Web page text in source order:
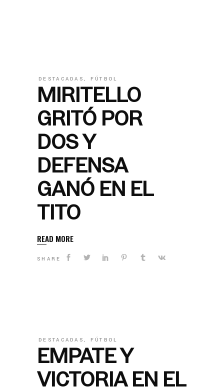
DESTACADAS , FÚTBOL
MIRITELLO
GRITÓ POR
DOS Y
DEFENSA
GANÓ EN EL
TITO
READ MORE
SHARE
DESTACADAS, FÚTBOL
EMPATE Y
VICTORIA EN EL